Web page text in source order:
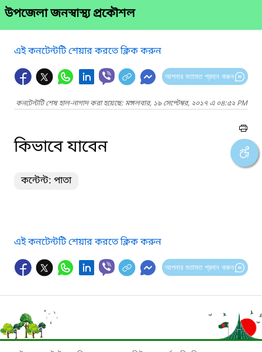
উপজেলা জনস্বাস্থ্য প্রকৌশল
এই কনটেন্টটি শেয়ার করতে ক্লিক করুন
আপনার মতামত প্রদান করুন
কনটেন্টটি শেষ হাল-নাগাদ করা হয়েছে: মঙ্গলবার, ১৯ সেপ্টেম্বর, ২০১৭ এ ০৪:৫২ PM
কিভাবে যাবেন
কন্টেন্ট: পাতা
এই কনটেন্টটি শেয়ার করতে ক্লিক করুন
আপনার মতামত প্রদান করুন